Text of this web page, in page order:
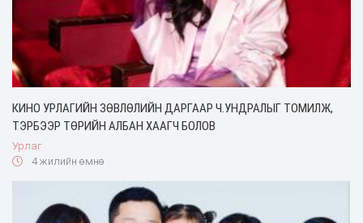
КИНО УРЛАГИЙН ЗӨВЛӨЛИЙН ДАРГААР Ч.УНДРАЛЫГ ТОМИЛЖ,
ТЭРБЭЭР ТӨРИЙН АЛБАН ХААГЧ БОЛОВ
Урлаг
4 жилийн өмнө